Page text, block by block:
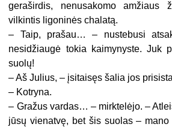
geraširdis, nenusakomo amžiaus
vilkintis ligoninės chalatą.
– Taip, prašau… – nustebusi
nesidžiaugė tokia kaimynyste. Juk
suolų!
– Aš Julius, – įsitaisęs šalia jos
– Kotryna.
– Gražus vardas… – mirktelėjo. –
jūsų vienatvę, bet šis suolas – mano